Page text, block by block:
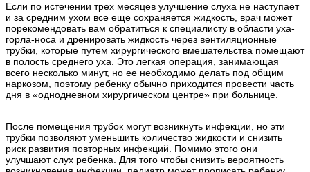
Если по истечении трех месяцев улучшение слуха не наступает
и за средним ухом все еще сохраняется жидкость, врач может
порекомендовать вам обратиться к специалисту в области уха-
горла-носа и дренировать жидкость через вентиляционные
трубки, которые путем хирургического вмешательства помещают
в полость среднего уха. Это легкая операция, занимающая
всего несколько минут, но ее необходимо делать под общим
наркозом, поэтому ребенку обычно приходится провести часть
дня в «однодневном хирургическом центре» при больнице.
После помещения трубок могут возникнуть инфекции, но эти
трубки позволяют уменьшить количество жидкости и снизить
риск развития повторных инфекций. Помимо этого они
улучшают слух ребенка. Для того чтобы снизить вероятность